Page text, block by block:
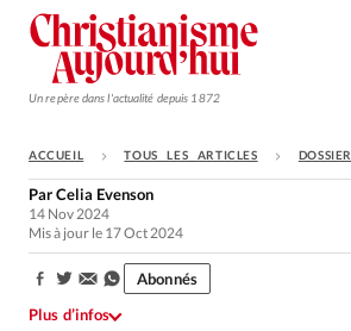
Un repère dans l'actualité depuis 1872
S'ABONNER
Monde
Opinions
ACCUEIL TOUS LES ARTICLES DOSSIER
ParCelia Evenson
14 Nov 2024
Mis à jour le 17 Oct 2024
Partager:
Abonnés
Plus d’infos